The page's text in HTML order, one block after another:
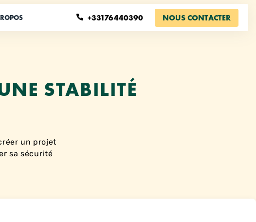
+33176440390 NOUS CONTACTER
STABILITÉ
un projet
sa sécurité